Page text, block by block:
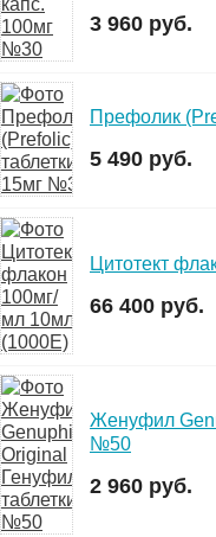
3 960 руб.
Префолик
5 490 руб.
Цитотект
66 400 руб.
Женуфил
№50
2 960 руб.